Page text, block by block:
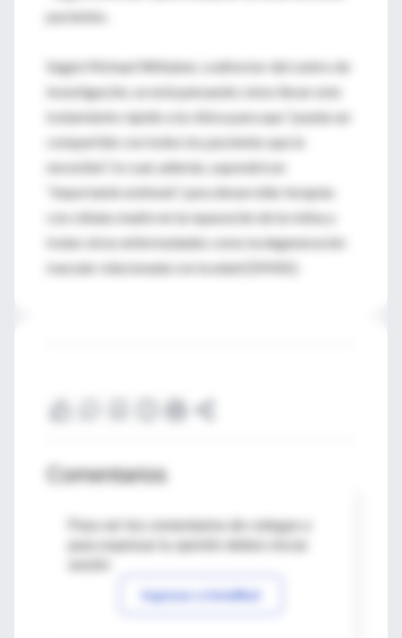
pacientes.
Según Michael Whitaker, codirector del centro de
investigación, se está pensando cómo llevar este
tratamiento rápido a la clínica para que “pueda ser
compartido con todos los pacientes que la
necesiten”, lo cual, además, supondrá un
“importante estímulo” para desarrollar terapias
con células madre en la reparación de la retina y
tratar otras enfermedades como la degeneración
macular relacionada con la edad (DMAE).
Comentarios
Para ver los comentarios de colegas o
Ingresar a IntraMed